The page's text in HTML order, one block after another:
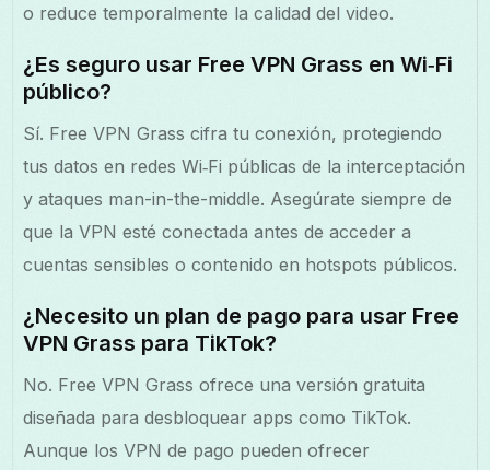
o reduce temporalmente la calidad del video.
¿Es seguro usar Free VPN Grass en Wi‑Fi
público?
Sí. Free VPN Grass cifra tu conexión, protegiendo
tus datos en redes Wi‑Fi públicas de la interceptación
y ataques man-in-the-middle. Asegúrate siempre de
que la VPN esté conectada antes de acceder a
cuentas sensibles o contenido en hotspots públicos.
¿Necesito un plan de pago para usar Free
VPN Grass para TikTok?
No. Free VPN Grass ofrece una versión gratuita
diseñada para desbloquear apps como TikTok.
Aunque los VPN de pago pueden ofrecer